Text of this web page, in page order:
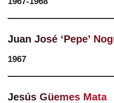
Juan José ‘Pepe’
1967
Jesús Güemes Mata